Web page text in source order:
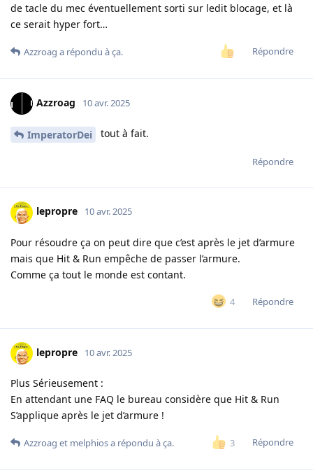
de tacle du mec éventuellement sorti sur ledit blocage, et là
ce serait hyper fort…
Répondre
Azzroag a répondu à ça.
Azzroag 10 avr. 2025
ImperatorDei tout à fait.
Répondre
lepropre 10 avr. 2025
Pour résoudre ça on peut dire que c’est après le jet d’armure
mais que Hit & Run empêche de passer l’armure.
Comme ça tout le monde est contant.
4 Répondre
lepropre 10 avr. 2025
Plus Sérieusement :
En attendant une FAQ le bureau considère que Hit & Run
S’applique après le jet d’armure !
3 Répondre
Azzroag et melphiosa répondu à ça.